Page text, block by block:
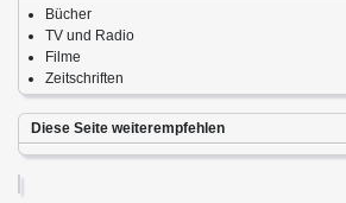
Bücher
TV und Radio
Filme
Zeitschriften
Diese Seite weiterempfehlen